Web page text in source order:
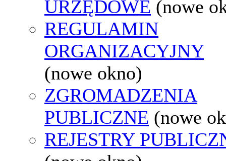
URZĘDOWE (nowe
REGULAMIN
ORGANIZACYJNY
(nowe okno)
ZGROMADZENIA
PUBLICZNE (nowe
REJESTRY